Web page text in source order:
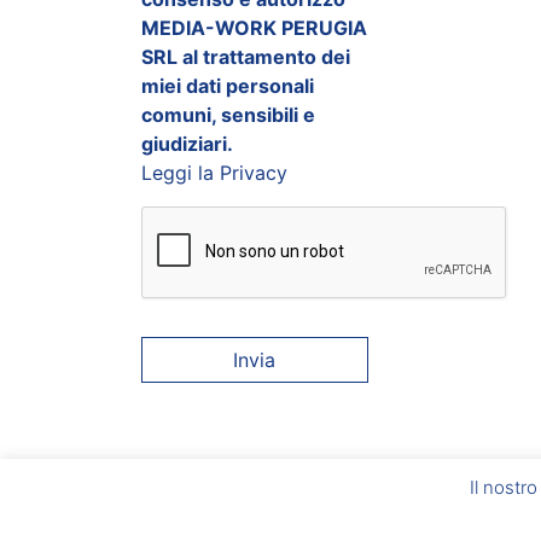
MEDIA-WORK PERUGIA
SRL al trattamento dei
miei dati personali
comuni, sensibili e
giudiziari.
Leggi la Privacy
Foligno(PG)
Il